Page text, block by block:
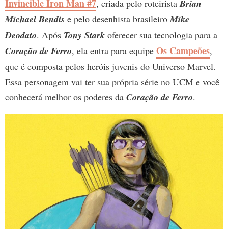
Invincible Iron Man #7, criada pelo roteiristaBrian
Michael Bendis e pelo desenhista brasileiroMike
Deodato. Após Tony Stark oferecer sua tecnologia para a
Coração de Ferro, ela entra para equipe Os Campeões,
que é composta pelos heróis juvenis do Universo Marvel.
Essa personagem vai ter sua própria série no UCM e você
conhecerá melhor os poderes da Coração de Ferro.